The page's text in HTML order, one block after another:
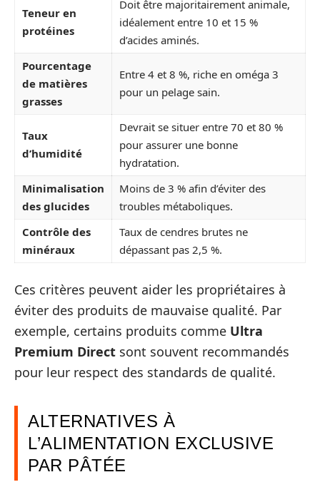
Teneur en
protéines
Doit être majoritairement animale,
idéalement entre 10 et 15 %
d’acides aminés.
Pourcentage
de matières
grasses
Entre 4 et 8 %, riche en oméga 3
pour un pelage sain.
Taux
d’humidité
Devrait se situer entre 70 et 80 %
pour assurer une bonne
hydratation.
Minimalisation
des glucides
Moins de 3 % afin d’éviter des
troubles métaboliques.
Contrôle des
minéraux
Taux de cendres brutes ne
dépassant pas 2,5 %.
Ces critères peuvent aider les propriétaires à
éviter des produits de mauvaise qualité. Par
exemple, certains produits comme Ultra
Premium Direct sont souvent recommandés
pour leur respect des standards de qualité.
ALTERNATIVES À
L’ALIMENTATION EXCLUSIVE
PAR PÂTÉE